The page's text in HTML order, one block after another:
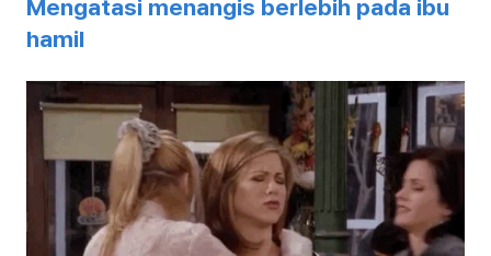
Mengatasi menangis berlebih pada ibu
hamil